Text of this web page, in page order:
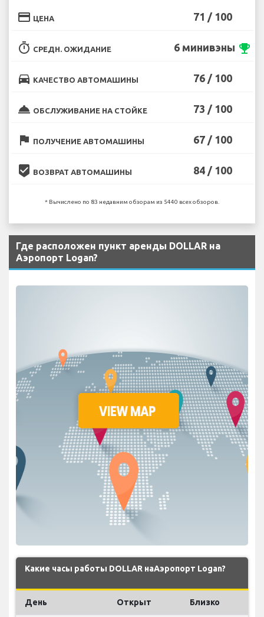
credit_card ЦЕНА 71 / 100
timer СРЕДН. ОЖИДАНИЕ 6 минивэны emoji_events
directions_car КАЧЕСТВО АВТОМАШИНЫ 76 / 100
room_service ОБСЛУЖИВАНИЕ НА СТОЙКЕ 73 / 100
flag ПОЛУЧЕНИЕ АВТОМАШИНЫ 67 / 100
beenhere ВОЗВРАТ АВТОМАШИНЫ 84 / 100
* Вычислено по 83 недавним обзорам из 5440 всех обзоров.
Где расположен пункт аренды DOLLAR на
Аэропорт Logan?
Какие часы работы DOLLAR наАэропорт Logan?
День Открыт Близко